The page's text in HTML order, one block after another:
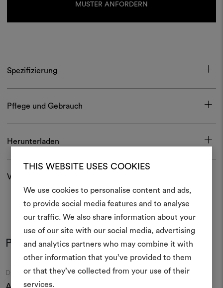
THIS WEBSITE USES COOKIES
We use cookies to personalise content and ads,
to provide social media features and to analyse
our traffic. We also share information about your
use of our site with our social media, advertising
and analytics partners who may combine it with
other information that you’ve provided to them
or that they’ve collected from your use of their
services.
MUSTER ANFORDERN
Spezifizierung
Pflege und Gebrauch
Herunterladen
Versand und Rücksendungen
Produkt im Einsatz
Moodboard
DEDAR Moodboard
DEDAR
Ein
erstellen
Ein interaktives Tool, mit
Ideen zum Leben
anderen teilen können,